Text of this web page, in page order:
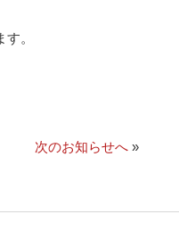
。
次のお知らせへ »